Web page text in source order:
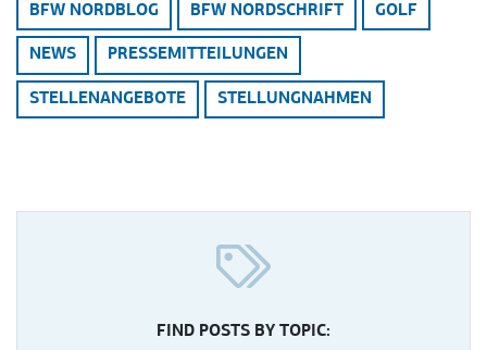
BFW NORDBLOG BFW NORDSCHRIFT GOLF
NEWS PRESSEMITTEILUNGEN
STELLENANGEBOTE STELLUNGNAHMEN
FIND POSTS BY TOPIC: